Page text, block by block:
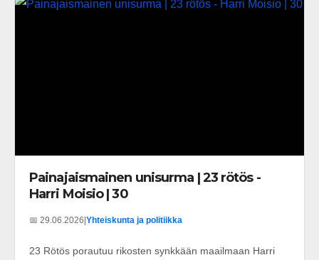
Painajaismainen unisurma | 23 rötös -
Harri Moisio | 30
📅 29.06.2026 Yhteiskunta ja politiikka
23 Rötös porautuu rikosten synkkään maailmaan Harri